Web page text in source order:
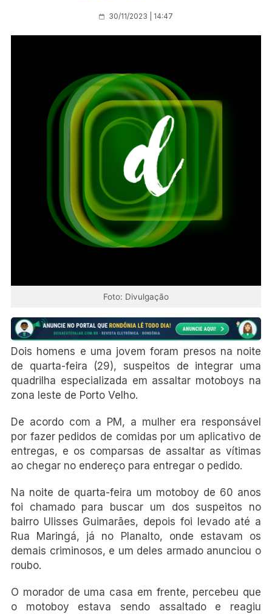
30/11/2023 | 14:47
Foto: Divulgação
Dois homens e uma jovem foram presos na noite
de quarta-feira (29), suspeitos de integrar uma
quadrilha especializada em assaltar motoboys na
zona leste de Porto Velho.
De acordo com a PM, a mulher era responsável
por fazer pedidos de comidas por um aplicativo de
entregas, e os comparsas de assaltar as vítimas
ao chegar no endereço para entregar o pedido.
Na noite de quarta-feira um motoboy de 60 anos
foi chamado para buscar um dos suspeitos no
bairro Ulisses Guimarães, depois foi levado até a
Rua Maringá, já no Planalto, onde estavam os
demais criminosos, e um deles armado anunciou o
roubo.
O morador de uma casa em frente, percebeu que
o motoboy estava sendo assaltado e reagiu